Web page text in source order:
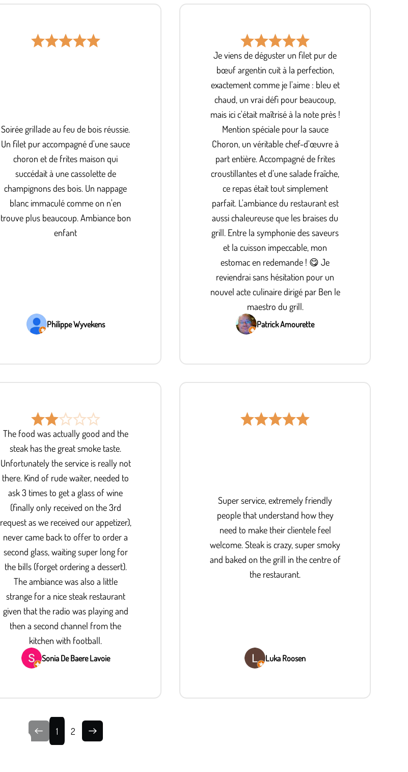
Soirée grillade au feu de bois réussie.
Un filet pur accompagné d'une sauce
choron et de frites maison qui
succédait à une cassolette de
champignons des bois. Un nappage
blanc immaculé comme on n'en
trouve plus beaucoup. Ambiance bon
enfant
Philippe Wyvekens
Je viens de déguster un filet pur de
bœuf argentin cuit à la perfection,
exactement comme je l'aime : bleu et
chaud, un vrai défi pour beaucoup,
mais ici c'était maîtrisé à la note près !
Mention spéciale pour la sauce
Choron, un véritable chef-d'œuvre à
part entière. Accompagné de frites
croustillantes et d’une salade fraîche,
ce repas était tout simplement
parfait. L'ambiance du restaurant est
aussi chaleureuse que les braises du
grill. Entre la symphonie des saveurs
et la cuisson impeccable, mon
estomac en redemande ! 😋 Je
reviendrai sans hésitation pour un
nouvel acte culinaire dirigé par Ben le
maestro du grill.
Patrick Amourette
The food was actually good and the
steak has the great smoke taste.
Unfortunately the service is really not
there. Kind of rude waiter, needed to
ask 3 times to get a glass of wine
(finally only received on the 3rd
request as we received our appetizer),
never came back to offer to order a
second glass, waiting super long for
the bills (forget ordering a dessert).
The ambiance was also a little
strange for a nice steak restaurant
given that the radio was playing and
then a second channel from the
kitchen with football.
Sonia De Baere Lavoie
Super service, extremely friendly
people that understand how they
need to make their clientele feel
welcome. Steak is crazy, super smoky
and baked on the grill in the centre of
the restaurant.
Luka Roosen
1 2